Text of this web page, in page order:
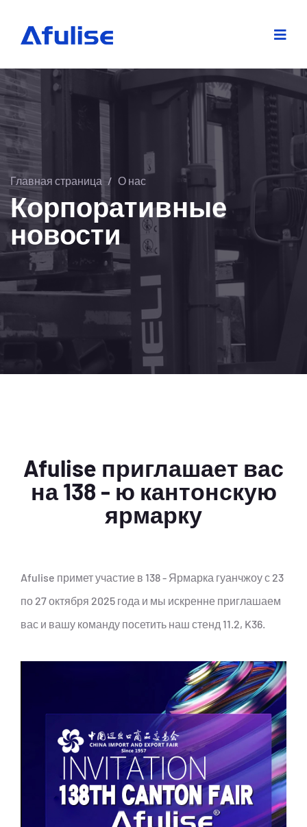
Главная страница / О нас
Корпоративные
новости
Afulise приглашает вас
на 138 - ю кантонскую
ярмарку
Afulise примет участие в 138 - Ярмарка гуанчжоу с 23
по 27 октября 2025 года и мы искренне приглашаем
вас и вашу команду посетить наш стенд 11.2, K36.